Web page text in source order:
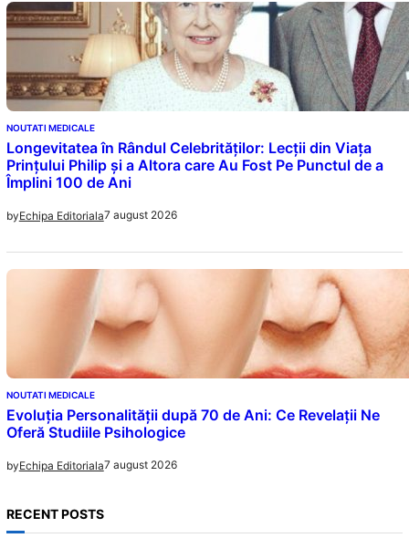
NOUTATI MEDICALE
Longevitatea în Rândul Celebrităților: Lecții din Viața
Prințului Philip și a Altora care Au Fost Pe Punctul de a
Împlini 100 de Ani
byEchipa Editoriala7 august 2026
NOUTATI MEDICALE
Evoluția Personalității după 70 de Ani: Ce Revelații Ne
Oferă Studiile Psihologice
byEchipa Editoriala7 august 2026
RECENT POSTS